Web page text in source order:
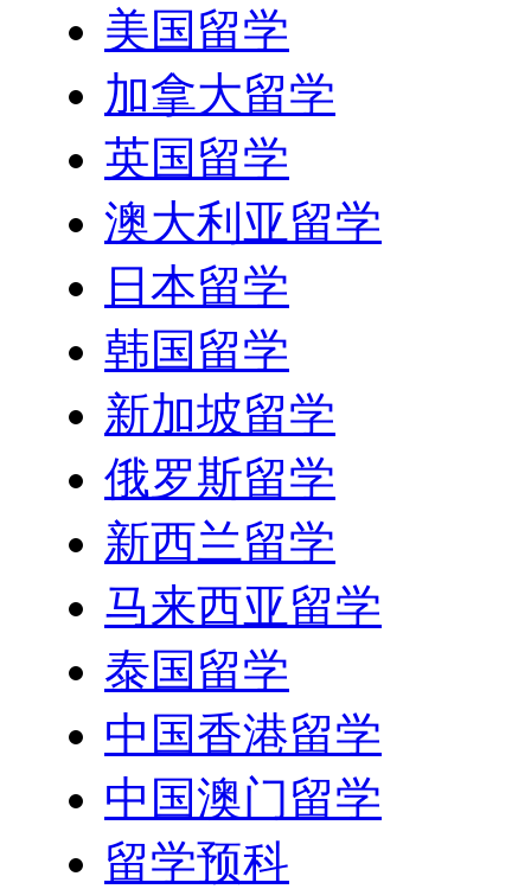
美国留学
加拿大留学
英国留学
澳大利亚留学
日本留学
韩国留学
新加坡留学
俄罗斯留学
新西兰留学
马来西亚留学
泰国留学
中国香港留学
中国澳门留学
留学预科